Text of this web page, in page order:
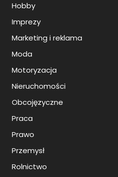
Hobby
Imprezy
Marketing i reklama
Moda
Motoryzacja
Nieruchomości
Obcojęzyczne
Praca
Prawo
Przemysł
Rolnictwo